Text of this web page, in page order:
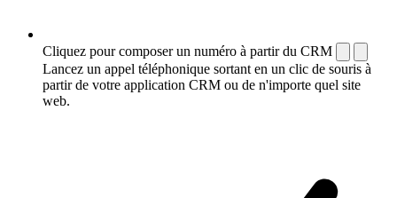
Cliquez pour composer un numéro à partir du CRM
Lancez un appel téléphonique sortant en un clic de souris à
partir de votre application CRM ou de n'importe quel site
web.